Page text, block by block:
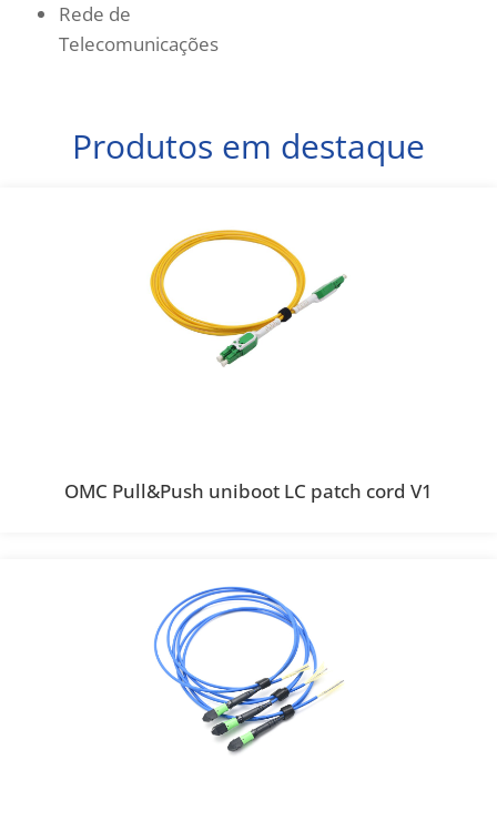
Rede de
Telecomunicações
Produtos em destaque
OMC Pull&Push uniboot LC patch cord V1